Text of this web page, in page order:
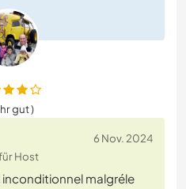
gut )
6 Nov. 2024
Host
malgréle